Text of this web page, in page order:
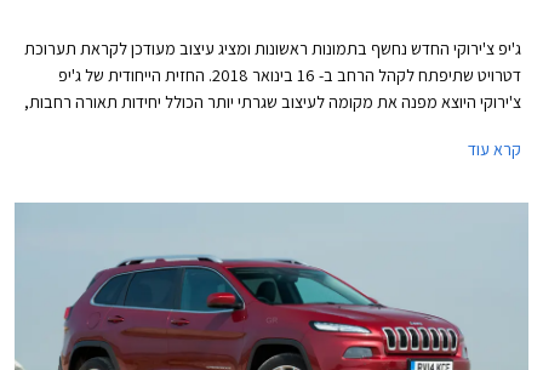
ג'יפ צ'ירוקי החדש נחשף בתמונות ראשונות ומציג עיצוב מעודכן לקראת תערוכת
דטרויט שתיפתח לקהל הרחב ב- 16 בינואר 2018. החזית הייחודית של ג'יפ
צ'ירוקי היוצא מפנה את מקומה לעיצוב שגרתי יותר הכולל יחידות תאורה רחבות,
קרא עוד